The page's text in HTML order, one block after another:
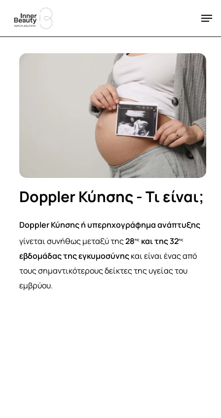
main
content
DopplerΚύησης- Τιείναι;
Doppler Κύησης ή υπερηχογράφημα ανάπτυξης
γίνεται συνήθως μεταξύ της28ης και της 32ης
εβδομάδας της εγκυμοσύνηςκαι είναι ένας από
τους σημαντικότερους δείκτες της υγείας του
εμβρύου.